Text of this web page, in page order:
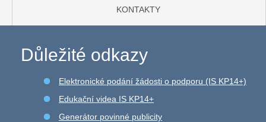
KONTAKTY
Důležité odkazy
Elektronické podání žádosti o podporu (IS KP14+)
Edukační videa IS KP14+
Generátor povinné publicity